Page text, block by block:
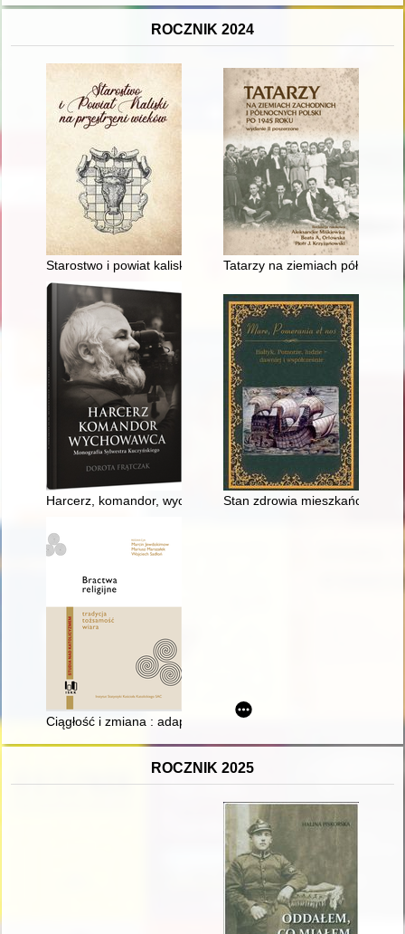
ROCZNIK 2024
Starostwo i powiat kaliski na przestrzeni wieków
Tatarzy na ziemiach
Harcerz, komandor, wychowawca : monografia Sylwestra
Stan zdrowia mieszkańców
Ciągłość i zmiana : adaptacyjne strategie rozwoju Bractwa św.
ROCZNIK 2025